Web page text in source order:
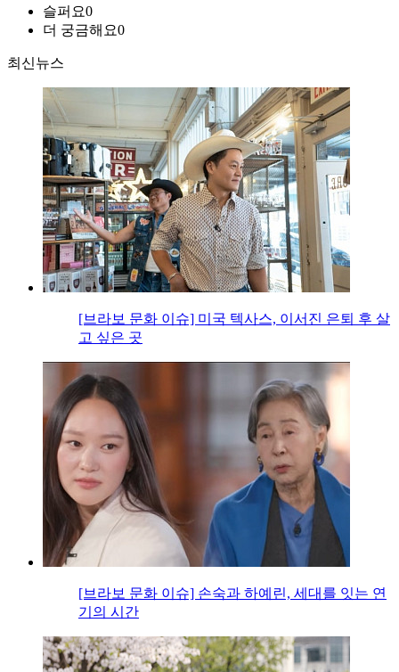
슬퍼요0
더 궁금해요0
최신뉴스
[브라보 문화 이슈] 미국 텍사스, 이서진 은퇴 후 살
고 싶은 곳
[브라보 문화 이슈] 손숙과 하예린, 세대를 잇는 연
기의 시간